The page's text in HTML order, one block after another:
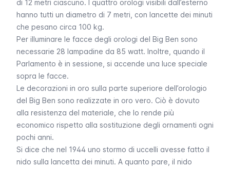
di 12 metri ciascuno. I quattro orologi visibili dall’esterno
hanno tutti un diametro di 7 metri, con lancette dei minuti
che pesano circa 100 kg.
Per illuminare le facce degli orologi del Big Ben sono
necessarie 28 lampadine da 85 watt. Inoltre, quando il
Parlamento è in sessione, si accende una luce speciale
sopra le facce.
Le decorazioni in oro sulla parte superiore dell’orologio
del Big Ben sono realizzate in oro vero. Ciò è dovuto
alla resistenza del materiale, che lo rende più
economico rispetto alla sostituzione degli ornamenti ogni
pochi anni.
Si dice che nel 1944 uno stormo di uccelli avesse fatto il
nido sulla lancetta dei minuti. A quanto pare, il nido